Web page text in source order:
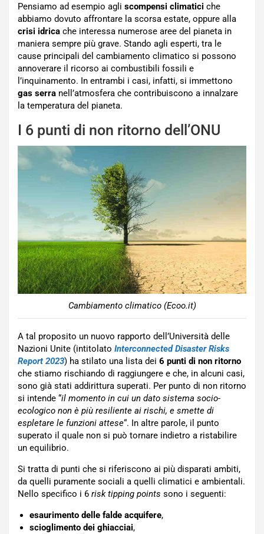
Pensiamo ad esempio agli scompensi climatici che
abbiamo dovuto affrontare la scorsa estate, oppure alla
crisi idrica che interessa numerose aree del pianeta in
maniera sempre più grave. Stando agli esperti, tra le
cause principali del cambiamento climatico si possono
annoverare il ricorso ai combustibili fossili e
l’inquinamento. In entrambi i casi, infatti, si immettono
gas serra nell’atmosfera che contribuiscono a innalzare
la temperatura del pianeta.
I 6 punti di non ritorno dell’ONU
Cambiamento climatico (Ecoo.it)
A tal proposito un nuovo rapporto dell’Università delle
Nazioni Unite (intitolato Interconnected Disaster Risks
Report 2023) ha stilato una lista dei 6 punti di non ritorno
che stiamo rischiando di raggiungere e che, in alcuni casi,
sono già stati addirittura superati. Per punto di non ritorno
si intende “il momento in cui un dato sistema socio-
ecologico non è più resiliente ai rischi, e smette di
espletare le funzioni attese“. In altre parole, il punto
superato il quale non si può tornare indietro a ristabilire
un equilibrio.
Si tratta di punti che si riferiscono ai più disparati ambiti,
da quelli puramente sociali a quelli climatici e ambientali.
Nello specifico i 6 risk tipping points sono i seguenti:
esaurimento delle falde acquifere,
scioglimento dei ghiacciai,